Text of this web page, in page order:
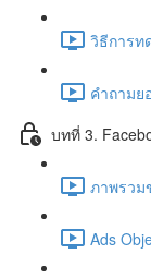
วิธีการท
คำถาม
บทที่ 3.
ภาพรวม
Ads